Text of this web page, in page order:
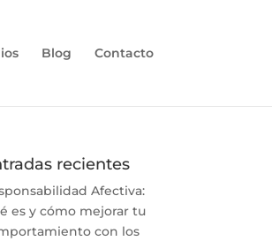
Blog Contacto
recientes
Afectiva:
es y cómo mejorar tu
con los